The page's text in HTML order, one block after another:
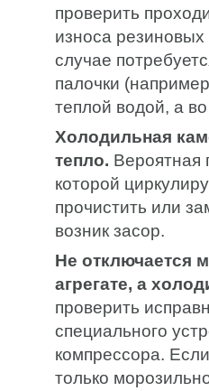
проверить
износа
случае
палочки
теплой водой, а
Холодильная
тепло. Вероятная
которой
прочистить или
возник засор.
Не отключается
агрегате, а
проверить
специального
компрессора.
только